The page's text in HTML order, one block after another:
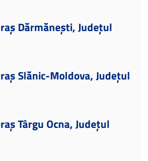
Dărmănești, Județul
Slănic-Moldova, Județul
Târgu Ocna, Județul